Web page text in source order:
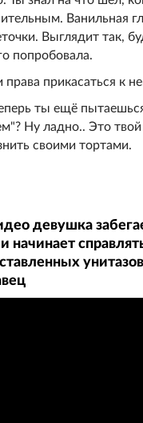
Ванильная
Выглядит так,
попробовала.
прикасаться к
ты ещё
Ну ладно.. Это
своими тортами.
девушка
начинает